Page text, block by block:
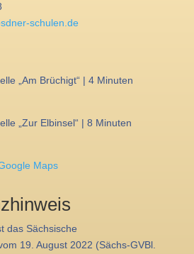
schulen.de
„Am Brüchigt“ | 4 Minuten
„Zur Elbinsel“ | 8 Minuten
Maps
das Sächsische
19. August 2022 (Sächs-GVBl.